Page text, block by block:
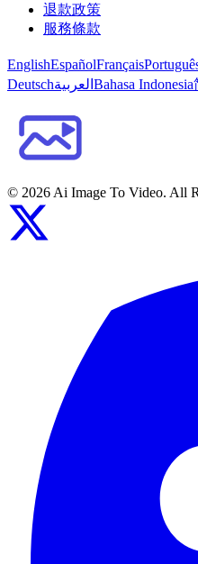
退款政策
服務條款
EnglishEspañolFrançais
Deutschالعربية Bahasa Indonesia
© 2026 Ai Image To Video. All